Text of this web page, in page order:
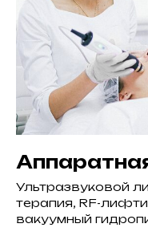
Ультразвуковой
терапия, RF-
вакуумный